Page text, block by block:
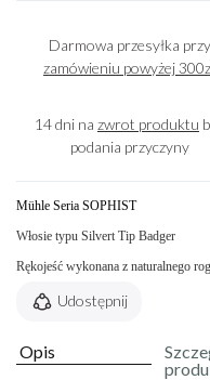
Darmowa przesyłka przy
zamówieniu powyżej
14 dni na zwrot produktu
podania przyczyny
Mühle Seria SOPHIST
Włosie typu Silvert Tip Badger
Rękojeść wykonana z naturalnego
Udostępnij
Opis